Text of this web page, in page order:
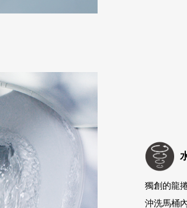
獨創的龍
沖洗馬桶